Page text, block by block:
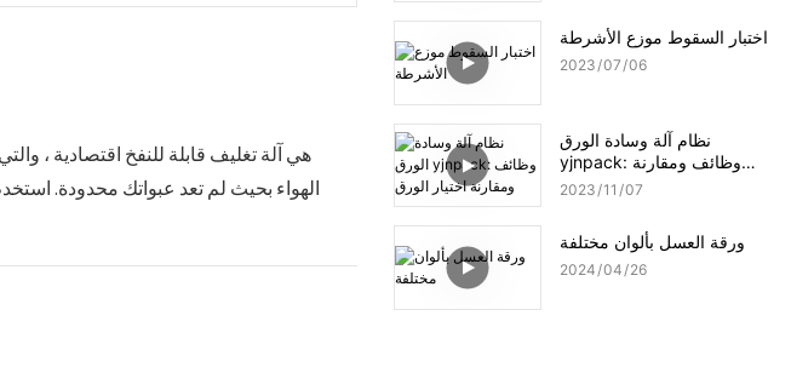
الهواء بحيث لم تعد عبواتك محدودة.
اختبار السقوط موزع الأشرطة
2023 07 06
نظام آلة وسادة الورق
yjnpack: وظائف ومقارنة
اختيار الورق
2023 11 07
ورقة العسل بألوان مختلفة
2024 04 26